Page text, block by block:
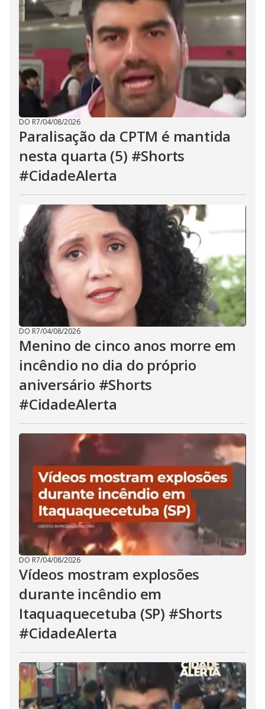
DO R7/04/08/2026
Paralisação da CPTM é mantida
nesta quarta (5) #Shorts
#CidadeAlerta
DO R7/04/08/2026
Menino de cinco anos morre em
incêndio no dia do próprio
aniversário #Shorts
#CidadeAlerta
DO R7/04/08/2026
Vídeos mostram explosões
durante incêndio em
Itaquaquecetuba (SP) #Shorts
#CidadeAlerta